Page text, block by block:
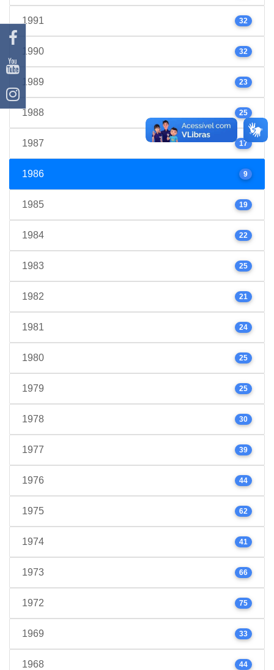
1991 32
1990 32
1989 23
1988 25
1987 17
1986 9
1985 19
1984 22
1983 25
1982 21
1981 24
1980 25
1979 25
1978 30
1977 39
1976 44
1975 62
1974 41
1973 66
1972 75
1969 33
1968 44